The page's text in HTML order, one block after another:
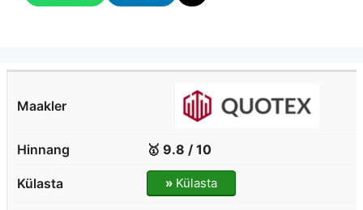
🥇 9.8 / 10
»Külasta